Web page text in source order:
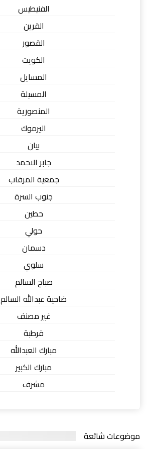
الفنيطيس
القرين
القصور
الكويت
المسايل
المسيلة
المنصورية
اليرموك
بيان
جابر الاحمد
جمعية المرقاب
جنوب السرة
حطين
حولي
دسمان
سلوي
صباح السالم
ضاحية عبدالله السالم
غير مصنف
قرطبة
مبارك العبدالله
مبارك الكبير
مشرف
موضوعات شائعة